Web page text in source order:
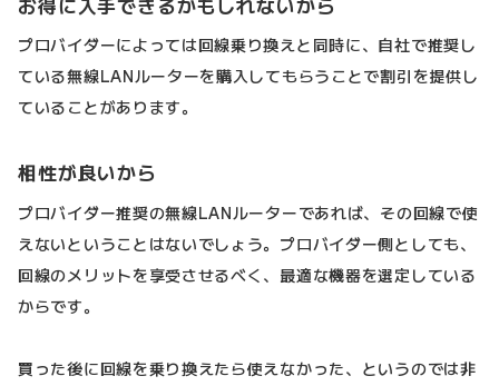
プロバイダーによっては回線乗り換えと同時に、自社で推奨し
ている無線LANルーターを購入してもらうことで割引を提供し
ていることがあります。
相性が良いから
プロバイダー推奨の無線LANルーターであれば、その回線で使
えないということはないでしょう。プロバイダー側としても、
回線のメリットを享受させるべく、最適な機器を選定している
からです。
買った後に回線を乗り換えたら使えなかった、というのでは非